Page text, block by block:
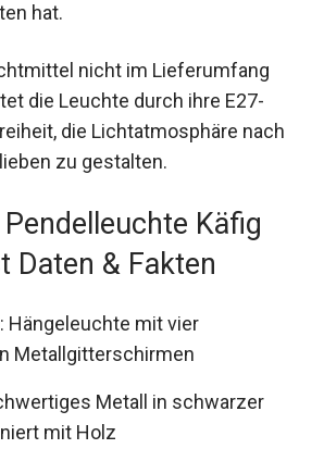
hat.
nicht im Lieferumfang
die Leuchte durch ihre E27-
die Lichtatmosphäre nach
zu gestalten.
Pendelleuchte Käfig
Daten & Fakten
Hängeleuchte mit vier
Metallgitterschirmen
Metall in schwarzer
mit Holz